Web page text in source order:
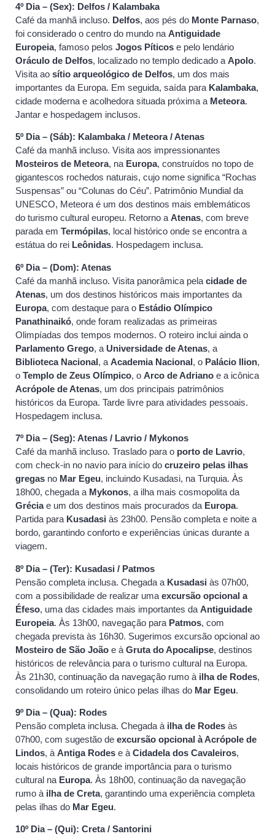
4º Dia – (Sex): Delfos / Kalambaka
Café da manhã incluso. Delfos, aos pés do Monte Parnaso,
foi considerado o centro do mundo na Antiguidade
Europeia, famoso pelos Jogos Píticos e pelo lendário
Oráculo de Delfos, localizado no templo dedicado a Apolo.
Visita ao sítio arqueológico de Delfos, um dos mais
importantes da Europa. Em seguida, saída para Kalambaka,
cidade moderna e acolhedora situada próxima a Meteora.
Jantar e hospedagem inclusos.
5º Dia – (Sáb): Kalambaka / Meteora / Atenas
Café da manhã incluso. Visita aos impressionantes
Mosteiros de Meteora, na Europa, construídos no topo de
gigantescos rochedos naturais, cujo nome significa “Rochas
Suspensas” ou “Colunas do Céu”. Patrimônio Mundial da
UNESCO, Meteora é um dos destinos mais emblemáticos
do turismo cultural europeu. Retorno a Atenas, com breve
parada em Termópilas, local histórico onde se encontra a
estátua do rei Leônidas. Hospedagem inclusa.
6º Dia – (Dom): Atenas
Café da manhã incluso. Visita panorâmica pela cidade de
Atenas, um dos destinos históricos mais importantes da
Europa, com destaque para o Estádio Olímpico
Panathinaikó, onde foram realizadas as primeiras
Olimpíadas dos tempos modernos. O roteiro inclui ainda o
Parlamento Grego, a Universidade de Atenas, a
Biblioteca Nacional, a Academia Nacional, o Palácio Ilion,
o Templo de Zeus Olímpico, o Arco de Adriano e a icônica
Acrópole de Atenas, um dos principais patrimônios
históricos da Europa. Tarde livre para atividades pessoais.
Hospedagem inclusa.
7º Dia – (Seg): Atenas / Lavrio / Mykonos
Café da manhã incluso. Traslado para o porto de Lavrio,
com check-in no navio para início do cruzeiro pelas ilhas
gregas no Mar Egeu, incluindo Kusadasi, na Turquia. Às
18h00, chegada a Mykonos, a ilha mais cosmopolita da
Gréciae um dos destinos mais procurados da Europa.
Partida para Kusadasi às 23h00. Pensão completa e noite a
bordo, garantindo conforto e experiências únicas durante a
viagem.
8º Dia – (Ter): Kusadasi / Patmos
Pensão completa inclusa. Chegada a Kusadasi às 07h00,
com a possibilidade de realizar uma excursão opcional a
Éfeso, uma das cidades mais importantes da Antiguidade
Europeia. Às 13h00, navegação para Patmos, com
chegada prevista às 16h30. Sugerimos excursão opcional ao
Mosteiro de São João e à Gruta do Apocalipse, destinos
históricos de relevância para o turismo cultural na Europa.
Às 21h30, continuação da navegação rumo à ilha de Rodes,
consolidando um roteiro único pelas ilhas do Mar Egeu.
9º Dia – (Qua): Rodes
Pensão completa inclusa. Chegada à ilha de Rodes às
07h00, com sugestão de excursão opcional à Acrópole de
Lindos, à Antiga Rodes e à Cidadela dos Cavaleiros,
locais históricos de grande importância para o turismo
cultural na Europa. Às 18h00, continuação da navegação
rumo à ilha de Creta, garantindo uma experiência completa
pelas ilhas do Mar Egeu.
10º Dia – (Qui): Creta / Santorini